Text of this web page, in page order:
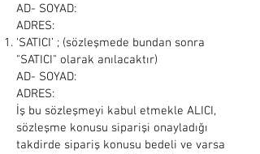
AD- SOYAD:
ADRES:
‘SATICI’ ; (sözleşmede bundan sonra
"SATICI" olarak anılacaktır)
AD- SOYAD:
ADRES:
İş bu sözleşmeyi kabul etmekle ALICI,
sözleşme konusu siparişi onayladığı
takdirde sipariş konusu bedeli ve varsa